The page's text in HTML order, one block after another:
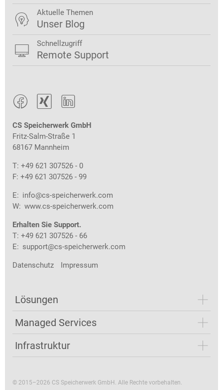
  
CS Speicherwerk GmbH
Fritz-Salm-Straße 1
68167 Mannheim
T: +49 621 307526 - 0
F: +49 621 307526 - 99
E: info@cs-speicherwerk.com
W: www.cs-speicherwerk.com
Erhalten Sie Support.
T: +49 621 307526 - 66
E: support@cs-speicherwerk.com
Datenschutz Impressum
Lösungen
Managed Services
Infrastruktur
 Aktuelle Themen
Unser Blog
 Schnellzugriff
Remote Support
© 2015–2026 CS Speicherwerk GmbH. Alle Rechte vorbehalten.